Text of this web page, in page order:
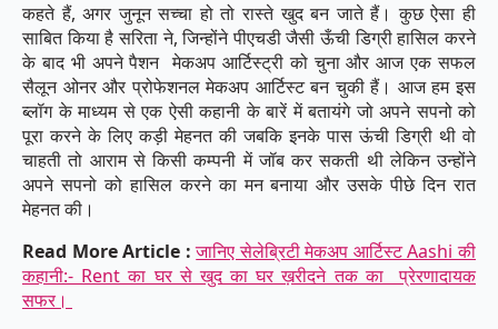
कहते हैं, अगर जुनून सच्चा हो तो रास्ते खुद बन जाते हैं। कुछ ऐसा ही
साबित किया है सरिता ने, जिन्होंने पीएचडी जैसी ऊँची डिग्री हासिल करने
के बाद भी अपने पैशन मेकअप आर्टिस्ट्री को चुना और आज एक सफल
सैलून ओनर और प्रोफेशनल मेकअप आर्टिस्ट बन चुकी हैं। आज हम इस
ब्लॉग के माध्यम से एक ऐसी कहानी के बारें में बतायंगे जो अपने सपनो को
पूरा करने के लिए कड़ी मेहनत की जबकि इनके पास ऊंची डिग्री थी वो
चाहती तो आराम से किसी कम्पनी में जॉब कर सकती थी लेकिन उन्होंने
अपने सपनो को हासिल करने का मन बनाया और उसके पीछे दिन रात
मेहनत की।
Read More Article : जानिए सेलेब्रिटी मेकअप आर्टिस्ट Aashi की
कहानी:- Rent का घर से खुद का घर ख़रीदने तक का प्रेरणादायक
सफर।